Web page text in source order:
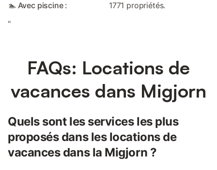
🏊 Avec piscine :
1771 propriétés.
"
FAQs: Locations de
vacances dans Migjorn
Quels sont les services les plus
proposés dans les locations de
vacances dans la Migjorn ?